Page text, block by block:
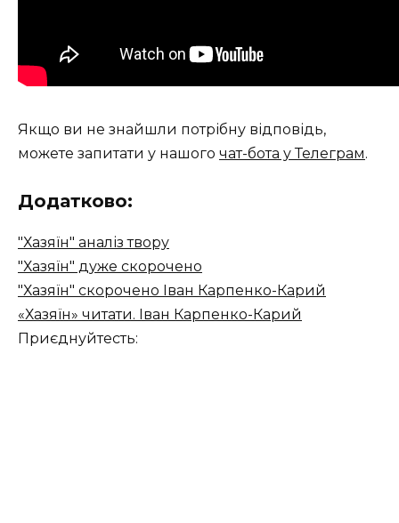
Якщо ви не знайшли потрібну відповідь,
можете запитати у нашого чат-бота у Телеграм.
Додатково:
"Хазяїн" аналіз твору
"Хазяїн" дуже скорочено
"Хазяїн" скорочено Іван Карпенко-Карий
«Хазяїн» читати. Іван Карпенко-Карий
Приєднуйтесть: